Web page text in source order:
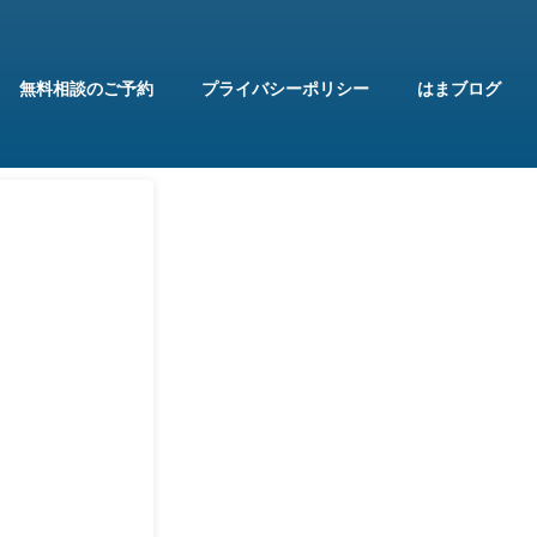
無料相談のご予約 プライバシーポリシー はまブログ